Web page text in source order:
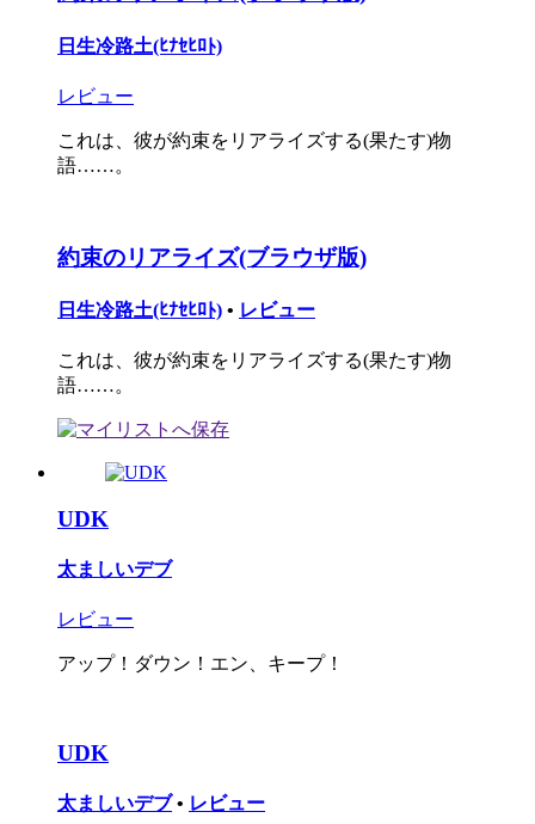
日生冷路土(ﾋﾅｾﾋﾛﾄ)
レビュー
これは、彼が約束をリアライズする(果たす)物
語……。
約束のリアライズ(ブラウザ版)
日生冷路土(ﾋﾅｾﾋﾛﾄ) • レビュー
これは、彼が約束をリアライズする(果たす)物
語……。
UDK
太ましいデブ
レビュー
アップ！ダウン！エン、キープ！
UDK
太ましいデブ • レビュー